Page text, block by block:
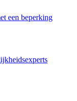
een beperking